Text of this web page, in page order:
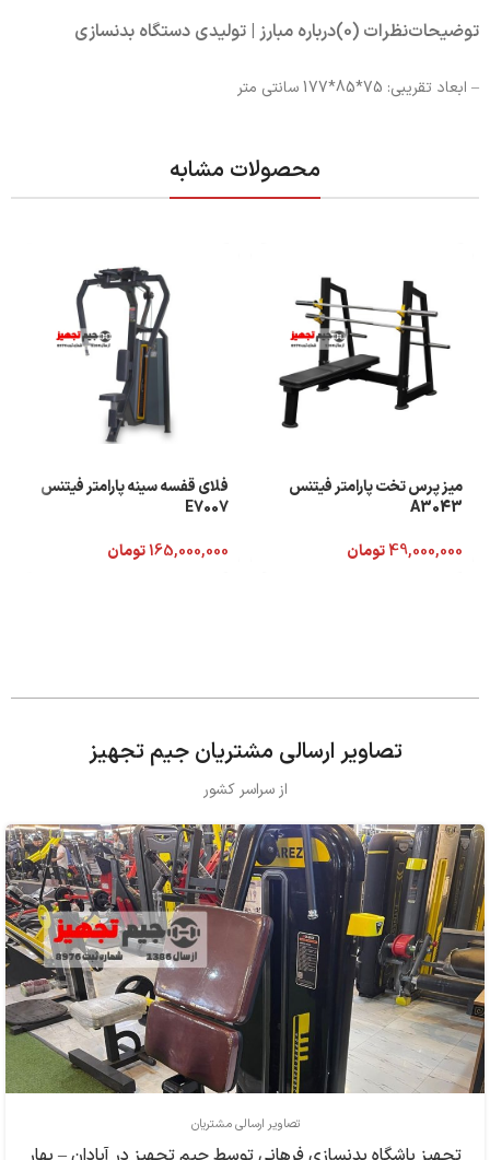
توضیحاتنظرات (0) درباره مبارز | تولیدی دستگاه بدنسازی
– ابعاد تقریبی: 75*85*177 سانتی متر
محصولات مشابه
میز پرس تخت پارامتر فیتنس
A3043
49,000,000تومان
فلای قفسه سینه پارامتر فیتنس
E7007
165,000,000تومان
تصاویر ارسالی مشتریان جیم تجهیز
از سراسر کشور
تصاویر ارسالی مشتریان